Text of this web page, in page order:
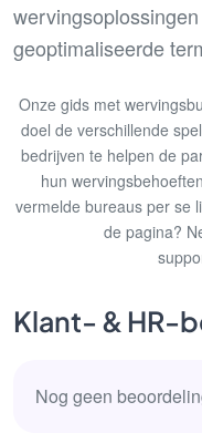
geoptimaliseerde
Onze gids met
doel de verschillende
bedrijven te helpen de
hun
vermelde bureaus per se
de pagina?
Klant- & HR-
Nog geen